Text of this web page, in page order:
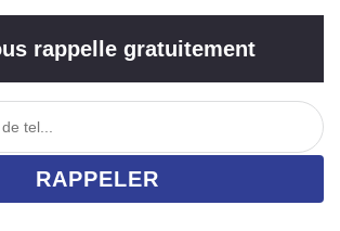
rappelle gratuitement